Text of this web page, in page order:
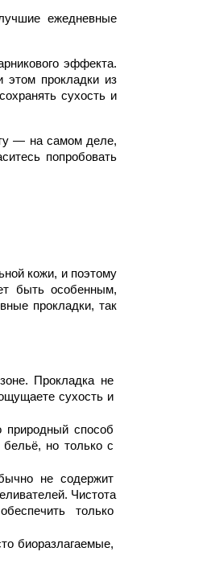
ежедневные
эффекта.
этом прокладки из
сухость и
— на самом деле,
попробовать
кожи, и поэтому
быть особенным,
прокладки, так
Прокладка не
сухость и
природный способ
но только с
не содержит
Чистота
только
биоразлагаемые,